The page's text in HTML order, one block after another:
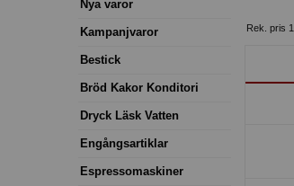
Nya varor
Kampanjvaror
Bestick
Bröd Kakor Konditori
Dryck Läsk Vatten
Engångsartiklar
Espressomaskiner
Rek. pris